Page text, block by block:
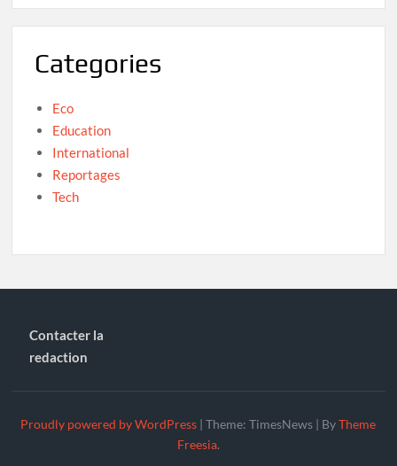
Categories
Eco
Education
International
Reportages
Tech
Contacter la
redaction
Proudly powered by WordPress |Theme: TimesNews | ByTheme
Freesia.